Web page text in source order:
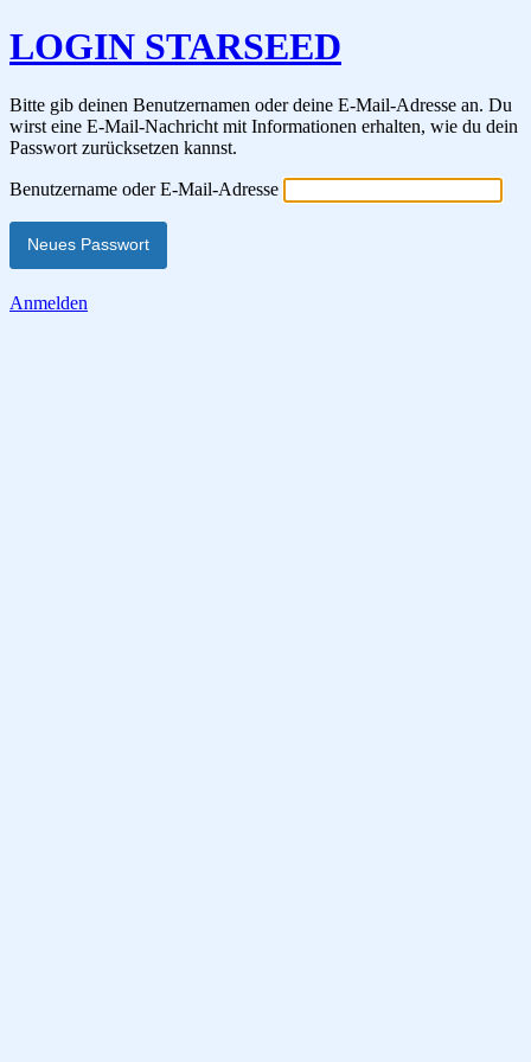
LOGIN STARSEED
Bitte gib deinen Benutzernamen oder deine E-Mail-Adresse an. Du
wirst eine E-Mail-Nachricht mit Informationen erhalten, wie du dein
Passwort zurücksetzen kannst.
Benutzername oder E-Mail-Adresse
Anmelden